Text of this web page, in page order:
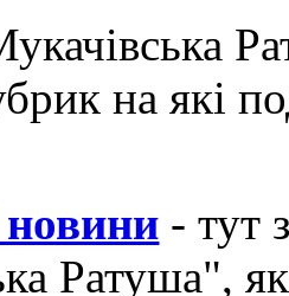
на які
новини - тут
Ратуша",